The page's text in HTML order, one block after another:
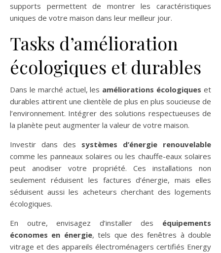
supports permettent de montrer les caractéristiques
uniques de votre maison dans leur meilleur jour.
Tasks d’amélioration
écologiques et durables
Dans le marché actuel, les améliorations écologiques et
durables attirent une clientèle de plus en plus soucieuse de
l’environnement. Intégrer des solutions respectueuses de
la planète peut augmenter la valeur de votre maison.
Investir dans des systèmes d’énergie renouvelable
comme les panneaux solaires ou les chauffe-eaux solaires
peut anodiser votre propriété. Ces installations non
seulement réduisent les factures d’énergie, mais elles
séduisent aussi les acheteurs cherchant des logements
écologiques.
En outre, envisagez d’installer des équipements
économes en énergie, tels que des fenêtres à double
vitrage et des appareils électroménagers certifiés Energy